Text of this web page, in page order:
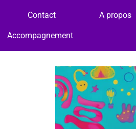
Contact A propos
Accompagnement